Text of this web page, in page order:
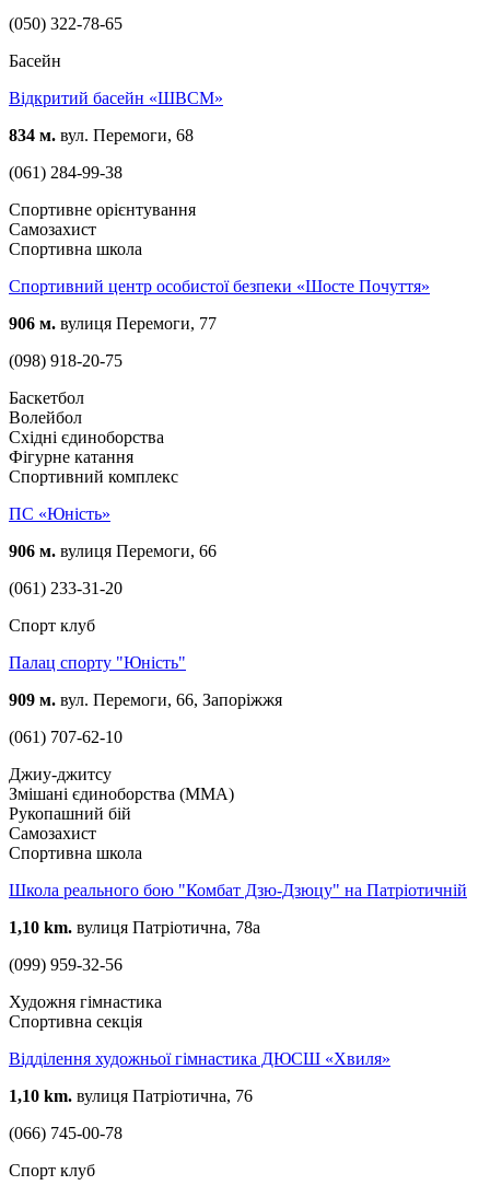
(050) 322-78-65
Басейн
Відкритий басейн «ШВСМ»
834 м. вул. Перемоги, 68
(061) 284-99-38
Спортивне орієнтування
Самозахист
Спортивна школа
Спортивний центр особистої безпеки «Шосте Почуття»
906 м. вулиця Перемоги, 77
(098) 918-20-75
Баскетбол
Волейбол
Східні єдиноборства
Фігурне катання
Спортивний комплекс
ПС «Юність»
906 м. вулиця Перемоги, 66
(061) 233-31-20
Спорт клуб
Палац спорту "Юність"
909 м. вул. Перемоги, 66, Запоріжжя
(061) 707-62-10
Джиу-джитсу
Змішані єдиноборства (ММА)
Рукопашний бій
Самозахист
Спортивна школа
Школа реального бою "Комбат Дзю-Дзюцу" на Патріотичній
1,10 km. вулиця Патріотична, 78а
(099) 959-32-56
Художня гімнастика
Спортивна секція
Відділення художньої гімнастика ДЮСШ «Хвиля»
1,10 km. вулиця Патріотична, 76
(066) 745-00-78
Спорт клуб